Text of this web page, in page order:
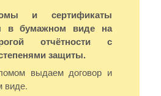
и сертификаты
в бумажном виде на
отчётности с
защиты.
выдаем договор и
виде.